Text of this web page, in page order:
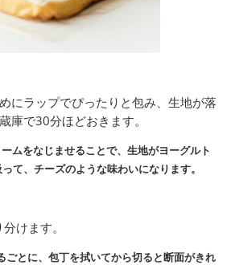
にラップでぴったりと包み、生地が落
庫で30分ほどおきます。
ムをなじませることで、生地がヨーグルト
て、チーズのような味わいになります。
けます。
ごとに、包丁を拭いてから切ると断面がきれ